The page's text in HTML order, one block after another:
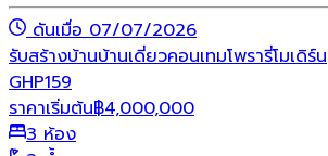
ดันเมื่อ 07/07/2026
รับสร้างบ้านบ้านเดี่ยวคอนเทมโพรารี่โมเดิร์น
GHP159
ราคาเริ่มต้น฿4,000,000
3 ห้อง